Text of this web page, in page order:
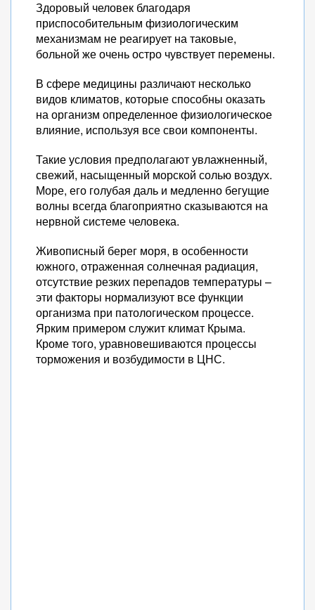
Здоровый человек благодаря
приспособительным физиологическим
механизмам не реагирует на таковые,
больной же очень остро чувствует перемены.
В сфере медицины различают несколько
видов климатов, которые способны оказать
на организм определенное физиологическое
влияние, используя все свои компоненты.
Такие условия предполагают увлажненный,
свежий, насыщенный морской солью воздух.
Море, его голубая даль и медленно бегущие
волны всегда благоприятно сказываются на
нервной системе человека.
Живописный берег моря, в особенности
южного, отраженная солнечная радиация,
отсутствие резких перепадов температуры –
эти факторы нормализуют все функции
организма при патологическом процессе.
Ярким примером служит климат Крыма.
Кроме того, уравновешиваются процессы
торможения и возбудимости в ЦНС.